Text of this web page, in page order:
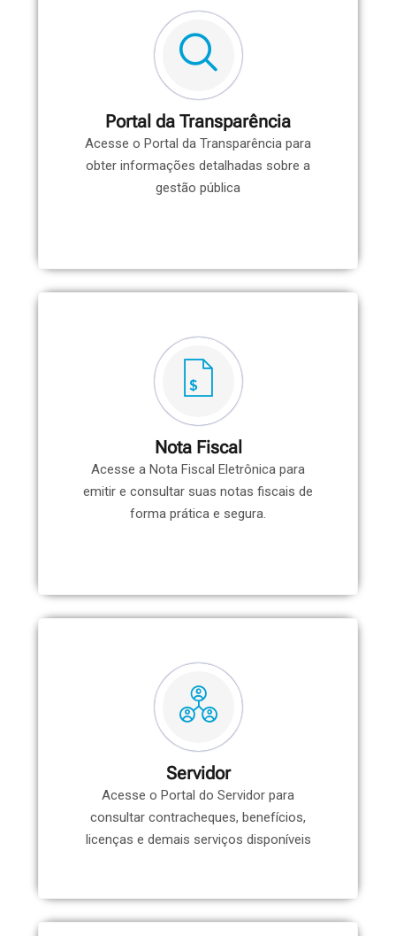
Portal da Transparência
Acesse o Portal da Transparência para
obter informações detalhadas sobre a
gestão pública
Nota Fiscal
Acesse a Nota Fiscal Eletrônica para
emitir e consultar suas notas fiscais de
forma prática e segura.
Servidor
Acesse o Portal do Servidor para
consultar contracheques, benefícios,
licenças e demais serviços disponíveis